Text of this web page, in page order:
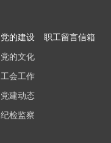
党的建设
党的文化
工会工作
党建动态
纪检监察
职工留言信箱